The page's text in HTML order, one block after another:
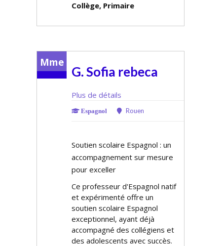
Collège, Primaire
Mme
G. Sofia rebeca
Plus de détails
Espagnol Rouen
Soutien scolaire Espagnol : un
accompagnement sur mesure
pour exceller
Ce professeur d'Espagnol natif
et expérimenté offre un
soutien scolaire Espagnol
exceptionnel, ayant déjà
accompagné des collégiens et
des adolescents avec succès.